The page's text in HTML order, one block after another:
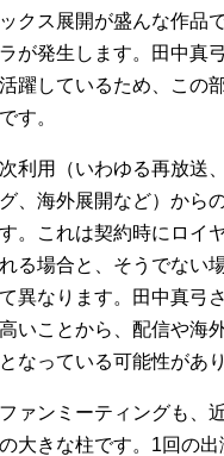
クス展開が盛んな作品
が発生します。田中真
躍しているため、この
す。
利用（いわゆる再放送
、海外展開など）から
。これは契約時にロイ
る場合と、そうでない
異なります。田中真弓
いことから、配信や海
なっている可能性があり
ァンミーティングも、
大きな柱です。1回の